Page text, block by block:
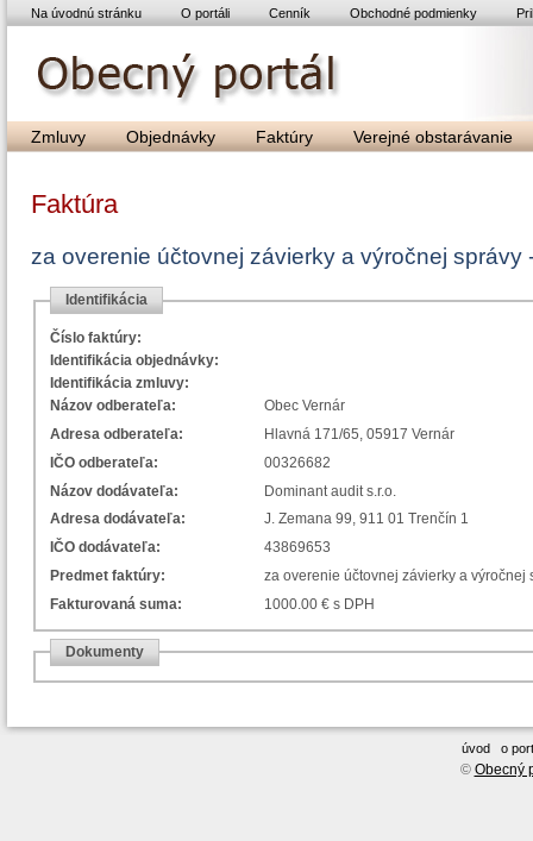
Na úvodnú stránku O portáli Cenník Obchodné podmienky
Zmluvy Objednávky Faktúry Verejné obstarávanie
Faktúra
za overenie účtovnej závierky a výročnej
Identifikácia
Číslo faktúry:
Identifikácia objednávky:
Identifikácia zmluvy:
Názov odberateľa:
Obec Vernár
Adresa odberateľa:
Hlavná 171/65, 05917 Vernár
IČO odberateľa:
00326682
Názov dodávateľa:
Dominant audit s.r.o.
Adresa dodávateľa:
J. Zemana 99, 911 01 Trenčín 1
IČO dodávateľa:
43869653
Predmet faktúry:
za overenie účtovnej závierky a
Fakturovaná suma:
1000.00 € s DPH
Dokumenty
úvod o
© Obecný